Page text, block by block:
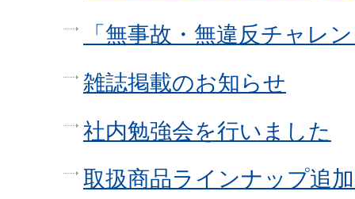
「無事故・無違反チャレ
雑誌掲載のお知らせ
社内勉強会を行いました
取扱商品ラインナップ追